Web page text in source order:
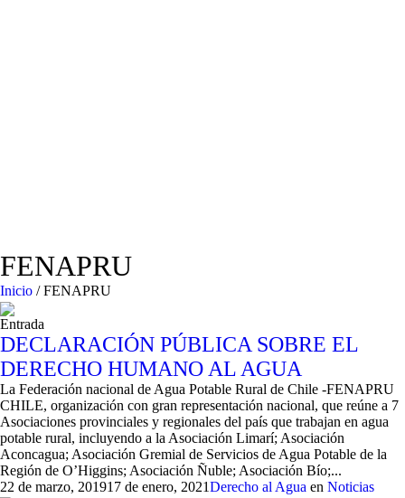
FENAPRU
Inicio /FENAPRU
Entrada
DECLARACIÓN PÚBLICA SOBRE EL
DERECHO HUMANO AL AGUA
La Federación nacional de Agua Potable Rural de Chile -FENAPRU
CHILE, organización con gran representación nacional, que reúne a 7
Asociaciones provinciales y regionales del país que trabajan en agua
potable rural, incluyendo a la Asociación Limarí; Asociación
Aconcagua; Asociación Gremial de Servicios de Agua Potable de la
Región de O’Higgins; Asociación Ñuble; Asociación Bío;...
22 de marzo, 201917 de enero, 2021Derecho al Agua en Noticias